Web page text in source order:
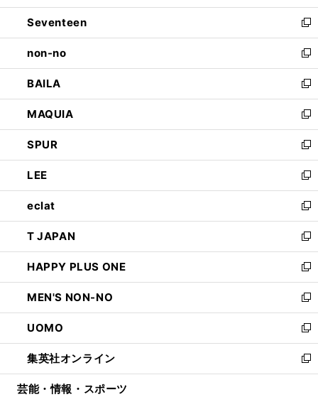
開
く
ウ
で
開
く
ン
ド
ウ
で
開
く
Seventeen
新
し
い
ウ
ィ
ン
ド
ウ
で
開
く
non-no
新
し
い
ウ
ィ
ン
ド
ウ
で
開
く
BAILA
新
し
い
ウ
ィ
ン
ド
ウ
で
開
く
MAQUIA
新
し
い
ウ
ィ
ン
ド
ウ
で
開
く
SPUR
新
し
い
ウ
ィ
ン
ド
ウ
で
開
く
LEE
新
し
い
ウ
ィ
ン
ド
ウ
で
開
く
eclat
新
し
い
ウ
ィ
ン
ド
ウ
で
開
く
T JAPAN
新
し
い
ウ
ィ
ン
ド
ウ
で
開
HAPPY PLUS ONE
新
し
い
ウ
ィ
ン
ド
ウ
MEN'S NON-NO
新
し
い
ウ
ィ
ン
UOMO
新
し
い
ウ
集英社オンライン
新
し
芸能・情報・スポーツ